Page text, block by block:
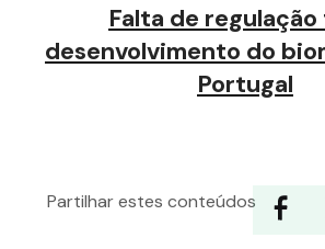
Falta de regulação
desenvolvimento do
Portugal
Partilhar estes conteúdos